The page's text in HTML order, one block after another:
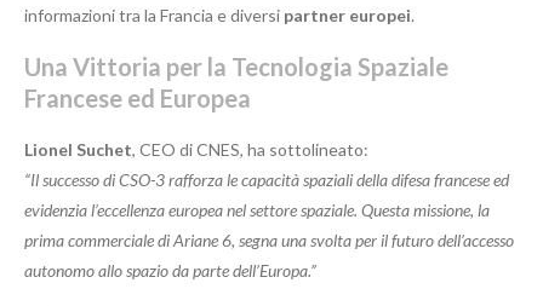
informazioni tra la Francia e diversi partner europei.
Una Vittoria per la Tecnologia Spaziale
Francese ed Europea
Lionel Suchet, CEO di CNES, ha sottolineato:
“Il successo di CSO-3 rafforza le capacità spaziali della difesa francese ed
evidenzia l’eccellenza europea nel settore spaziale. Questa missione, la
prima commerciale di Ariane 6, segna una svolta per il futuro dell’accesso
autonomo allo spazio da parte dell’Europa.”